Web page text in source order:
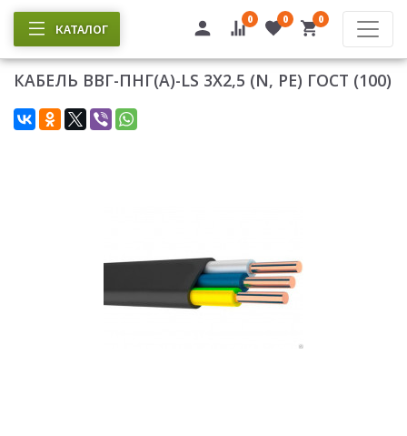
КАТАЛОГ
0 0 0
КАБЕЛЬ ВВГ-ПНГ(А)-LS 3Х2,5 (N, PE) ГОСТ (100)